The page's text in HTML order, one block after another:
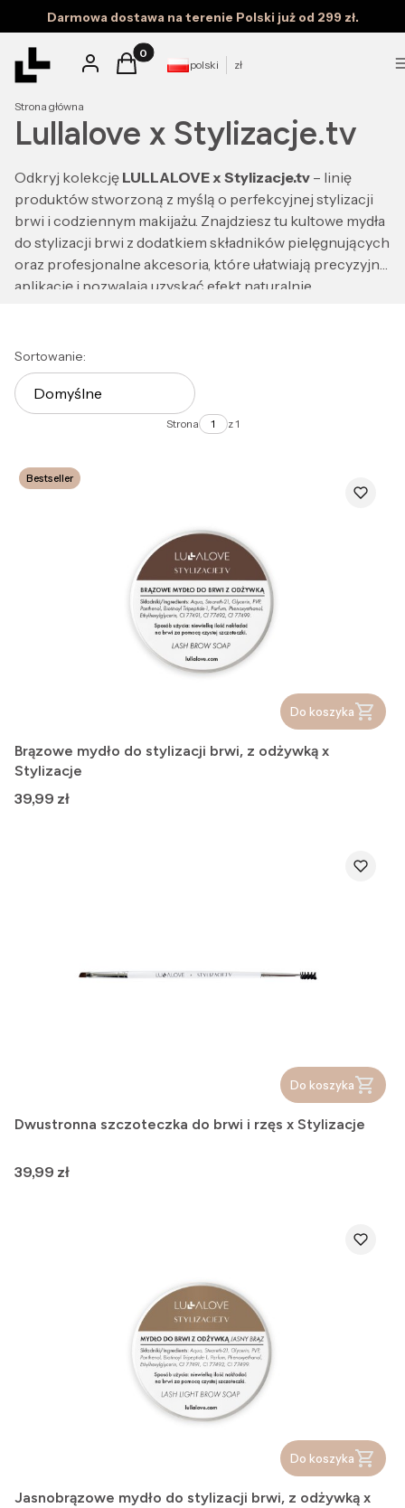
Darmowa dostawa na terenie Polski już od 299 zł.
Zaloguj sięProdukty w koszyku: 0. Zobacz szczegóły
Koszyk polski zł
Strona główna
Lullalove x Stylizacje.tv
Odkryj kolekcję LULLALOVE x Stylizacje.tv – linię
produktów stworzoną z myślą o perfekcyjnej stylizacji
brwi i codziennym makijażu. Znajdziesz tu kultowe mydła
do stylizacji brwi z dodatkiem składników pielęgnujących
oraz profesjonalne akcesoria, które ułatwiają precyzyjną
aplikację i pozwalają uzyskać efekt naturalnie
łączące trwałość, wygodę stosowania i pielęgnację
włosków. Sprawdź produkty z limitowanej kolekcji i
wybierz rozwiązania, które pomogą Ci stworzyć trwały
makijaż brwi każdego dnia.
Lista produktów
Sortowanie:
Domyślne
Strona z 1
Bestseller
Do koszyka
Brązowe mydło do stylizacji brwi, z odżywką x
Stylizacje
Cena
39,99 zł
Do koszyka
Dwustronna szczoteczka do brwi i rzęs x Stylizacje
Cena
39,99 zł
Do koszyka
Jasnobrązowe mydło do stylizacji brwi, z odżywką x